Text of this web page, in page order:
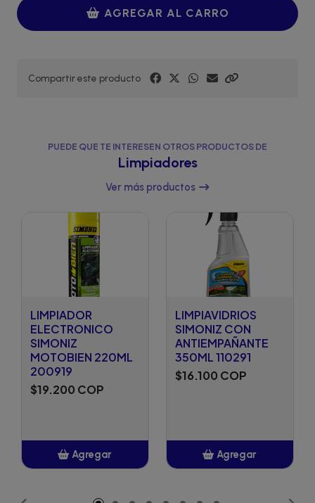
AGREGAR AL CARRO
Compartir este producto
PUEDE QUE TE INTERESEN OTROS PRODUCTOS DE
Limpiadores
Ver más productos
LIMPIADOR
ELECTRONICO
SIMONIZ
MOTOBIEN 220ML
200919
$19.200 COP
Agregar
LIMPIAVIDRIOS
SIMONIZ CON
ANTIEMPAÑANTE
350ML 110291
$16.100 COP
Agregar